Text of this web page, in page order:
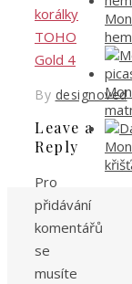
By designoved
Leave a
Reply
Pro
přidávání
komentářů
se
musíte